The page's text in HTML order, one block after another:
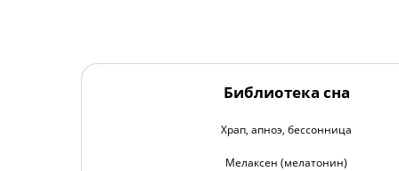
Библиотека сна
Храп, апноэ, бессонница
Мелаксен (мелатонин)